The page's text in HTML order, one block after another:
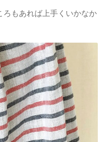
もあれば上手くいかなか